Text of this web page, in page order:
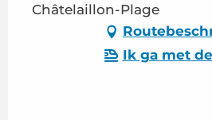
Châtelaillon-Plage
Ik ga met